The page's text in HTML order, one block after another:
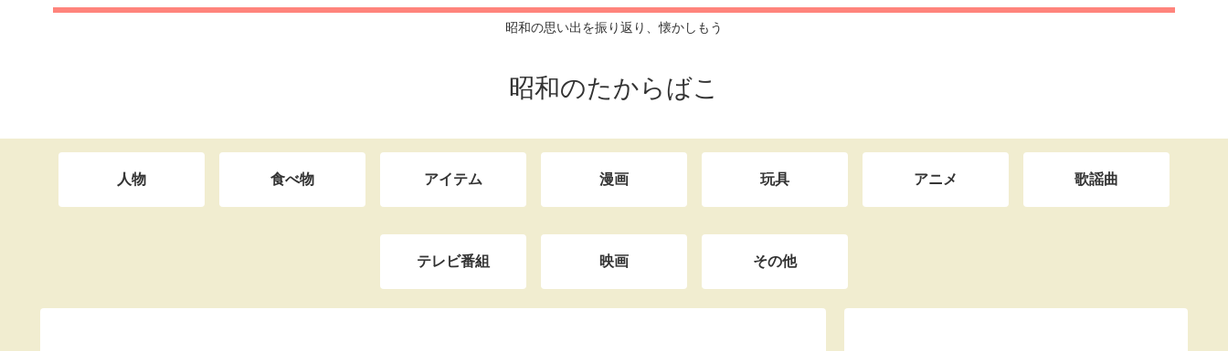
昭和の思い出を振り返り、懐かしもう
昭和のたからばこ
人物 食べ物 アイテム 漫画 玩具 アニメ 歌謡曲
テレビ番組 映画 その他